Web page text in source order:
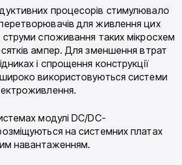
процесорів стимулювало
для живлення цих
споживання таких мікросхем
ампер. Для зменшення втрат
і спрощення конструкції
використовуються системи
модулі DC/DC-
на системних платах
навантаженням.